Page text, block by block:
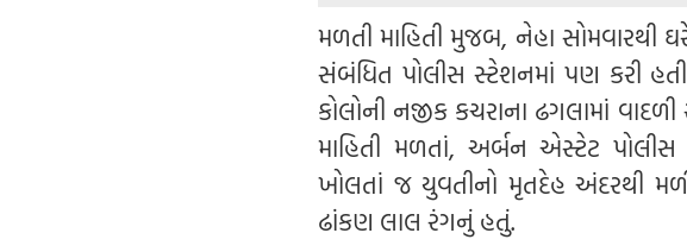
મળતી માહિતી મુજબ, નેહા સોમવારથી
સંબંધિત પોલીસ સ્ટેશનમાં પણ કરી
કોલોની નજીક કચરાના ઢગલામાં
માહિતી મળતાં, અર્બન એસ્ટેટ
ખોલતાં જ યુવતીનો મૃતદેહ અંદરથી
ઢાંકણ લાલ રંગનું હતું.